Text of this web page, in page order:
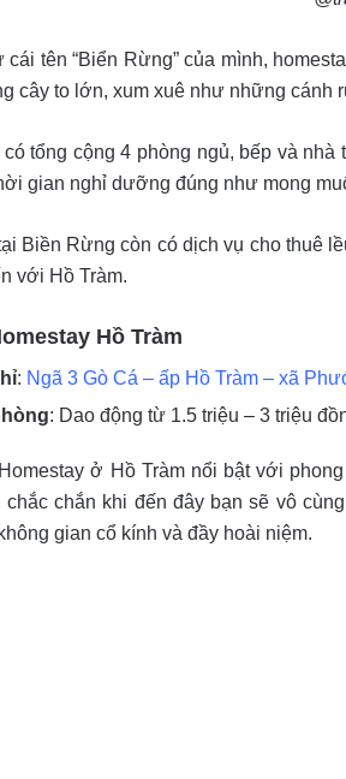
cái tên “Biển Rừng” của mình,
cây to lớn, xum xuê như những cánh
có tổng cộng 4 phòng ngủ, bếp và
gian nghỉ dưỡng đúng như mong
Biền Rừng còn có dịch vụ cho thuê
với Hồ Tràm.
Hồ Tràm
: Ngã 3 Gò Cá – ấp Hồ Tràm – xã
: Dao động từ 1.5 triệu – 3 triệu
ở Hồ Tràm nổi bật với
chắc chắn khi đến đây bạn sẽ vô
gian cổ kính và đầy hoài niệm.